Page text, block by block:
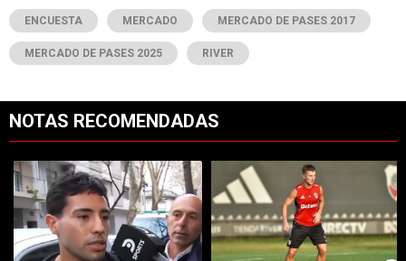
ENCUESTA MERCADO MERCADO DE PASES 2017
MERCADO DE PASES 2025 RIVER
NOTAS RECOMENDADAS
Un artículo de tendencia con el título "Rompió el silencio: Francisco
Un artículo de tendencia con el